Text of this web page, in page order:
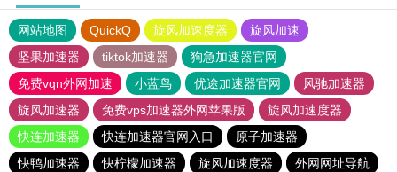
网站地图 QuickQ 旋风加速度器
旋风加速
坚果加速器
tiktok加速器
狗急加速器官网
免费vqn外网加速
小蓝鸟 优途加速器官网
风驰加速器
旋风加速器
免费vps加速器外网苹果版
旋风加速度器
快连加速器
快连加速器官网入口
原子加速器
快鸭加速器
快柠檬加速器 旋风加速度器
外网网址导航